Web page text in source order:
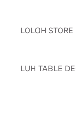
LOLOH STORE
LUH TABLE